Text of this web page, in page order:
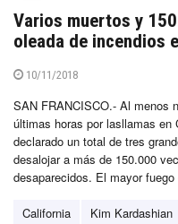
Varios muertos y
oleada de incendios
10/11/2018
SAN FRANCISCO.- Al menos
últimas horas por lasllamas en
declarado un total de tres
desalojar a más de 150.000
desaparecidos. El mayor
California Kim Kardashian